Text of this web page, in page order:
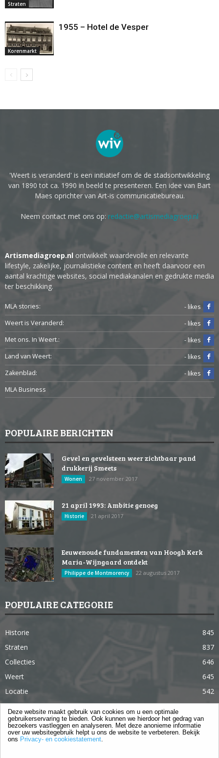
Straten
Korenmarkt
1955 – Hotel de Vesper
'Weert is veranderd' is een initiatief om de de stadsontwikkeling
van 1890 tot ca. 1990 in beeld te presenteren. Een idee van Bart
Maes oprichter van Art-is communicatiebureau.
Neem contact met ons op: redactie@artismediagroep.nl
Artismediagroep.nl ontwikkelt waardevolle en relevante
lifestyle, zakelijke, journalistieke content en heeft daarvoor een
aantal krachtige websites, social mediakanalen en gedrukte media
ter beschikking.
MLA stories:
- likes
Weert is Veranderd:
- likes
Met ons. In Weert.:
- likes
Land van Weert:
- likes
Zakenblad:
- likes
MLA Business
POPULAIRE BERICHTEN
Gevel en gevelsteen weer zichtbaar pand
drukkerij Smeets
Wonen 27 november 2017
21 april 1993: Ambitie genoeg
Historie 21 april 2017
Eeuwenoude fundamenten van Hoogh Kerk
Maria-Wijngaard ontdekt
Philippe de Montmorency 22 augustus 2017
POPULAIRE CATEGORIE
Historie
845
Straten
837
Collecties
646
Weert
645
Locatie
542
Weert in 365 dagen
363
Gebouwen
285
Lifestyle
Deze website maakt gebruik van cookies om u een optimale
gebruikerservaring te bieden. Ook kunnen we hierdoor het gedrag van
bezoekers vastleggen en analyseren. Met deze anonieme informatie
over uw websitegebruik helpt u ons de website te verbeteren. Bekijk
ons Privacy- en cookiestatement.